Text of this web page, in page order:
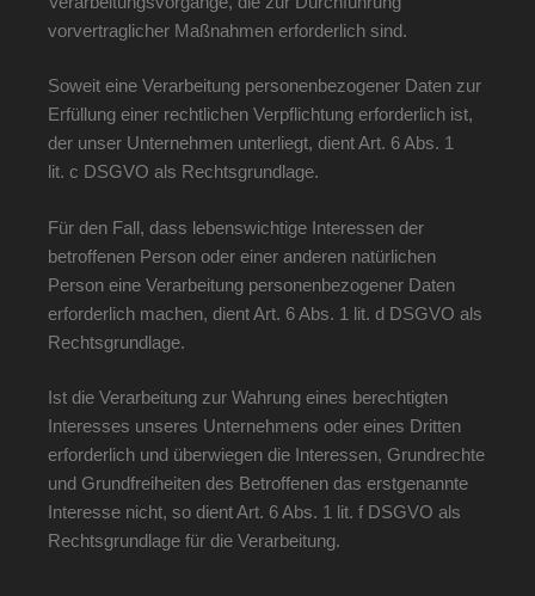
vorvertraglicher Maßnahmen erforderlich sind.
Soweit eine Verarbeitung personenbezogener Daten zur
Erfüllung einer rechtlichen Verpflichtung erforderlich ist,
der unser Unternehmen unterliegt, dient Art. 6 Abs. 1
lit. c DSGVO als Rechtsgrundlage.
Für den Fall, dass lebenswichtige Interessen der
betroffenen Person oder einer anderen natürlichen
Person eine Verarbeitung personenbezogener Daten
erforderlich machen, dient Art. 6 Abs. 1 lit. d DSGVO als
Rechtsgrundlage.
Ist die Verarbeitung zur Wahrung eines berechtigten
Interesses unseres Unternehmens oder eines Dritten
erforderlich und überwiegen die Interessen, Grundrechte
und Grundfreiheiten des Betroffenen das erstgenannte
Interesse nicht, so dient Art. 6 Abs. 1 lit. f DSGVO als
Rechtsgrundlage für die Verarbeitung.